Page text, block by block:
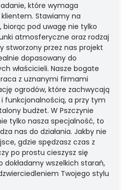
które wymaga
klientem. Stawiamy na
biorąc pod uwagę nie tylko
atmosferyczne oraz rodzaj
stworzony przez nas projekt
dopasowany do
właścicieli. Nasze bogate
z uznanymi firmami
ogrodów, które zachwycają
funkcjonalnością, a przy tym
budżet. W Pszczynie
tylko nasza specjalność, to
nas do działania. Jakby nie
gdzie spędzasz czas z
po prostu cieszysz się
wszelkich starań,
Twojego stylu